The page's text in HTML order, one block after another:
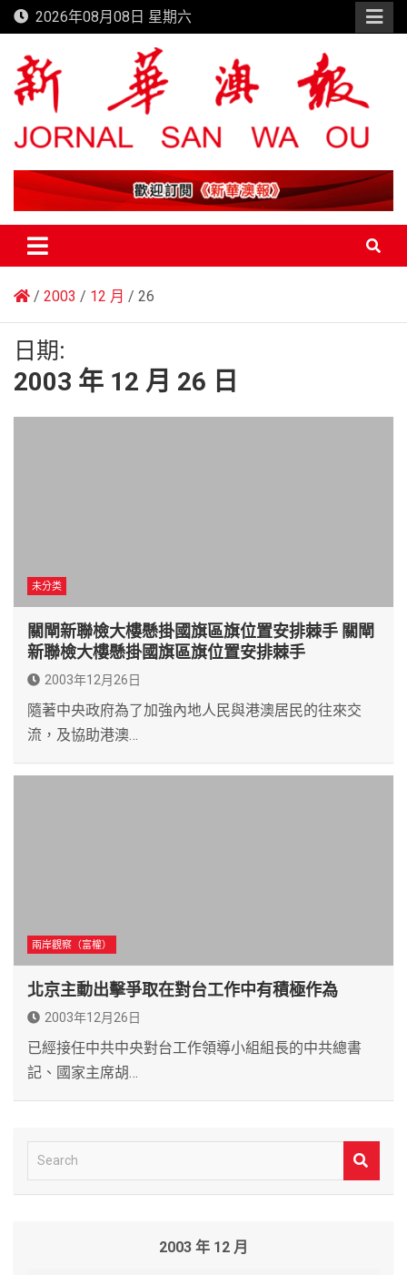
Skip
to
content
2026年08月08日 星期六
新華澳報
2003 12 月 26
日期:
2003 年 12 月 26 日
未分类
關閘新聯檢大樓懸掛國旗區旗位置安排棘手 關閘
新聯檢大樓懸掛國旗區旗位置安排棘手
2003年12月26日
隨著中央政府為了加強內地人民與港澳居民的往來交
流，及協助港澳…
兩岸觀察（富權）
北京主動出擊爭取在對台工作中有積極作為
2003年12月26日
已經接任中共中央對台工作領導小組組長的中共總書
記、國家主席胡…
e
2003 年 12 月